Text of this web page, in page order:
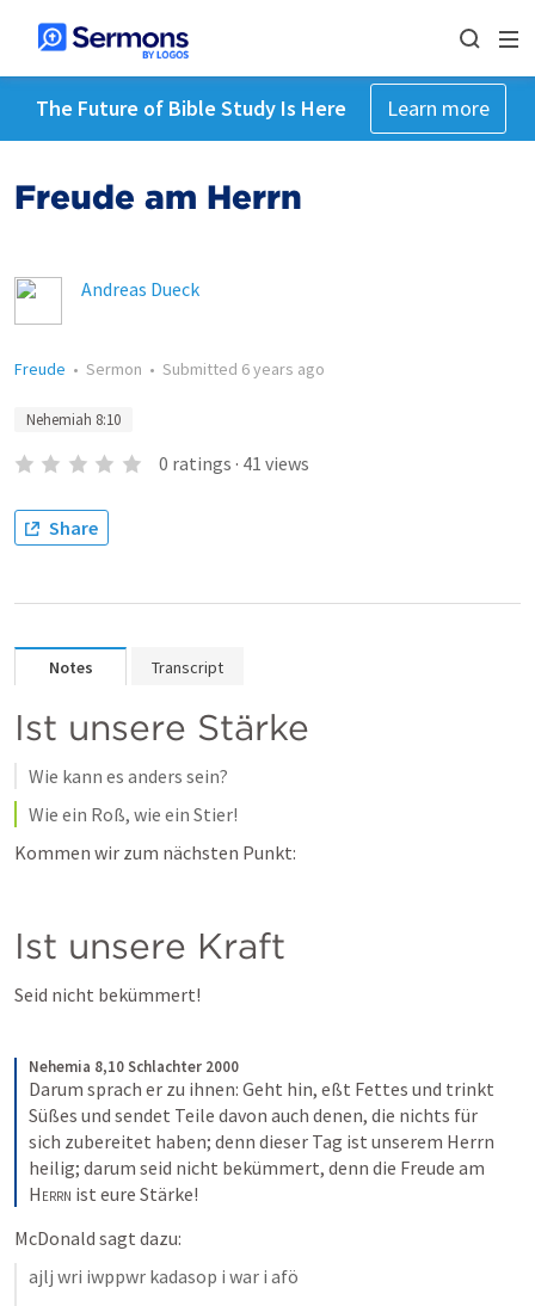
The Future of Bible Study Is Here Learn more
Freude am Herrn
Andreas Dueck
Freude • Sermon • Submitted 6 years ago
Nehemiah 8:10
0 ratings · 41 views
Share
Notes Transcript
Ist unsere Stärke
Wie kann es anders sein?
Wie ein Roß, wie ein Stier!
Kommen wir zum nächsten Punkt:
Ist unsere Kraft
Seid nicht bekümmert!
Nehemia 8,10 Schlachter 2000
Darum sprach er zu ihnen: Geht hin, eßt Fettes und trinkt
Süßes und sendet Teile davon auch denen, die nichts für
sich zubereitet haben; denn dieser Tag ist unserem Herrn
Herrn ist eure Stärke!
McDonald sagt dazu:
ajlj wri iwppwr kadasop i war i afö